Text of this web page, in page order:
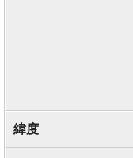
緯度